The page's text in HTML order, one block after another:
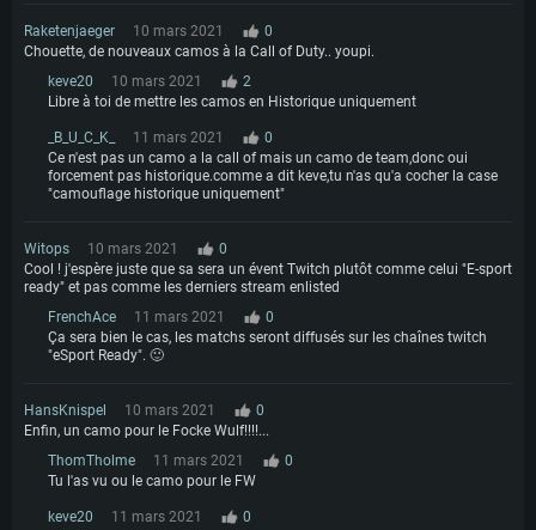
pour le compte Gaijin que vous utilisez
pour jouer à War Thunder sur
cliquez sur le bouton "Lier".
Cliquez sur le bouton “Allow”!
Q. Comment puis-je savoir si j'ai obtenu une récompense?
verrez le message le disant sur la page
Twitch du stream, dans le coin supérieur
droit. En jeu, vous pouvez trouver les
Q. Quels sont les streams que je dois regarder pour avoir une chance d'obtenir
Regardez les streams des tournois de la
“OlySt CUP” tournament sur les chaînes
Raketenjaeger 10 mars 2021
0
Chouette, de nouveaux camos à la Call of Duty.. youpi.
keve20
10 mars 2021
2
Libre à toi de mettre les camos en Historique uniquement
_B_U_C_K_ 11 mars 2021
0
Ce n'est pas un camo a la call of mais un camo de team,donc oui
forcement pas historique.comme a dit keve,tu n'as qu'a cocher la case
"camouflage historique uniquement"
Witops 10 mars 2021
0
Cool ! j'espère juste que sa sera un évent Twitch plutôt comme celui "E-sport
ready" et pas comme les derniers stream enlisted
FrenchAce
11 mars 2021
0
Ça sera bien le cas, les matchs seront diffusés sur les chaînes twitch
"eSport Ready". 🙂
HansKnispel 10 mars 2021
0
Enfin, un camo pour le Focke Wulf!!!!...
ThomTholme
11 mars 2021
0
Tu l'as vu ou le camo pour le FW
keve20 11 mars 2021
0